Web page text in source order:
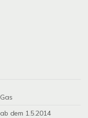
Gas
ab dem 1.5.2014